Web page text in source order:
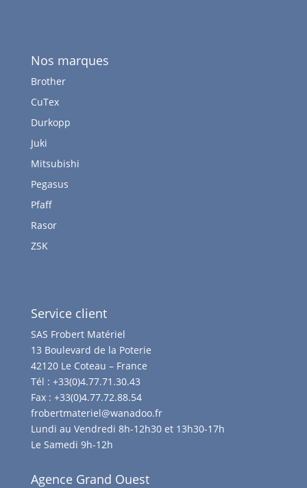
Nos marques
Brother
CuTex
Durkopp
Juki
Mitsubishi
Pegasus
Pfaff
Rasor
ZSK
Service client
SAS Frobert Matériel
13 Boulevard de la Poterie
42120 Le Coteau – France
Tél : +33(0)4.77.71.30.43
Fax : +33(0)4.77.72.88.54
frobertmateriel@wanadoo.fr
Lundi au Vendredi 8h-12h30 et 13h30-17h
Le Samedi 9h-12h
Agence Grand Ouest